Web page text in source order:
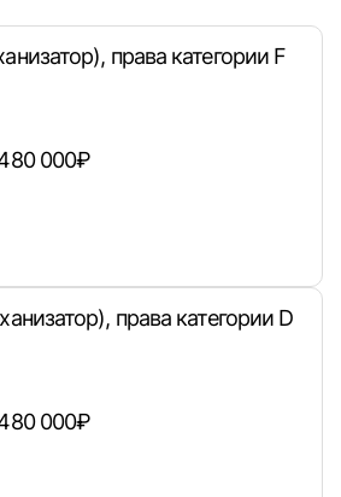
права категории F
000₽
права категории D
000₽